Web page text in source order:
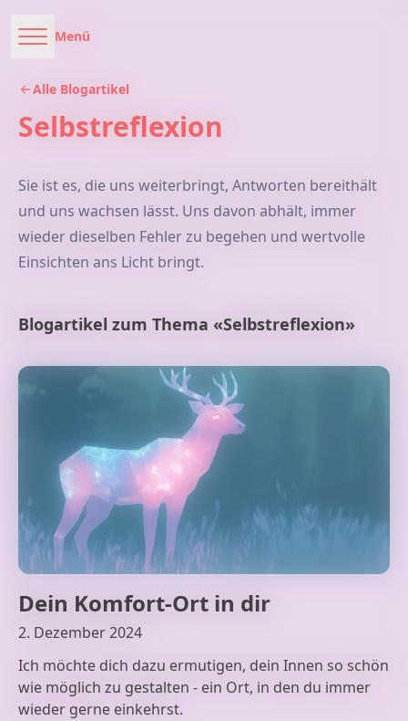
Menü
Alle Blogartikel
Selbstreflexion
Sie ist es, die uns weiterbringt, Antworten bereithält
und uns wachsen lässt. Uns davon abhält, immer
wieder dieselben Fehler zu begehen und wertvolle
Einsichten ans Licht bringt.
Blogartikel zum Thema «Selbstreflexion»
Dein Komfort-Ort in dir
2. Dezember 2024
Ich möchte dich dazu ermutigen, dein Innen so schön
wie möglich zu gestalten - ein Ort, in den du immer
wieder gerne einkehrst.